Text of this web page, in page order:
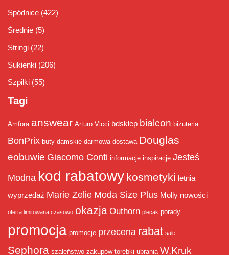
Spódnice (422)
Średnie (5)
Stringi (22)
Sukienki (206)
Szpilki (55)
Tagi
Amfora answear Arturo Vicci bdsklep bialcon biżuteria
BonPrix buty damskie darmowa dostawa Douglas
eobuwie Giacomo Conti informacje inspiracje Jesteś
Modna kod rabatowy kosmetyki letnia
wyprzedaż Marie Zelie Moda Size Plus Molly nowości
oferta limitowana czasowo okazja Outhorn plecak porady
promocja promocje przecena rabat sale
Sephora szaleństwo zakupów torebki ubrania W.Kruk